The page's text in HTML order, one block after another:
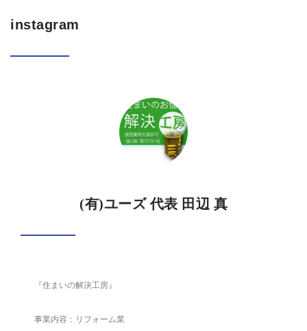
instagram
(有)ユーズ 代表 田辺 真
『住まいの解決工房』
事業内容：リフォーム業